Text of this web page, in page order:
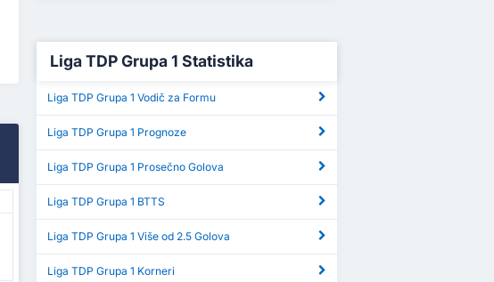
Liga TDP Grupa 1 Statistika
Liga TDP Grupa 1 Vodič za Formu
Liga TDP Grupa 1 Prognoze
Liga TDP Grupa 1 Prosečno Golova
Liga TDP Grupa 1 BTTS
Liga TDP Grupa 1 Više od 2.5 Golova
Liga TDP Grupa 1 Korneri